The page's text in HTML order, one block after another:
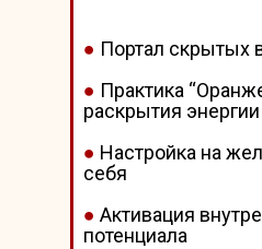
● Портал скрытых
● Практика
раскрытия
● Настройка на
себя
● Активация
потенциала